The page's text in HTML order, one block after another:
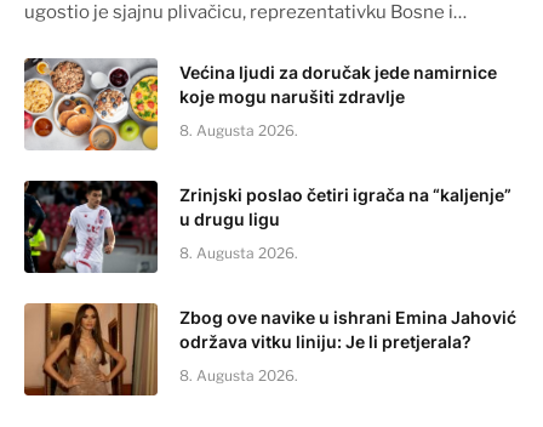
ugostio je sjajnu plivačicu, reprezentativku Bosne i…
Većina ljudi za doručak jede namirnice
koje mogu narušiti zdravlje
8. Augusta 2026.
Zrinjski poslao četiri igrača na “kaljenje”
u drugu ligu
8. Augusta 2026.
Zbog ove navike u ishrani Emina Jahović
održava vitku liniju: Je li pretjerala?
8. Augusta 2026.